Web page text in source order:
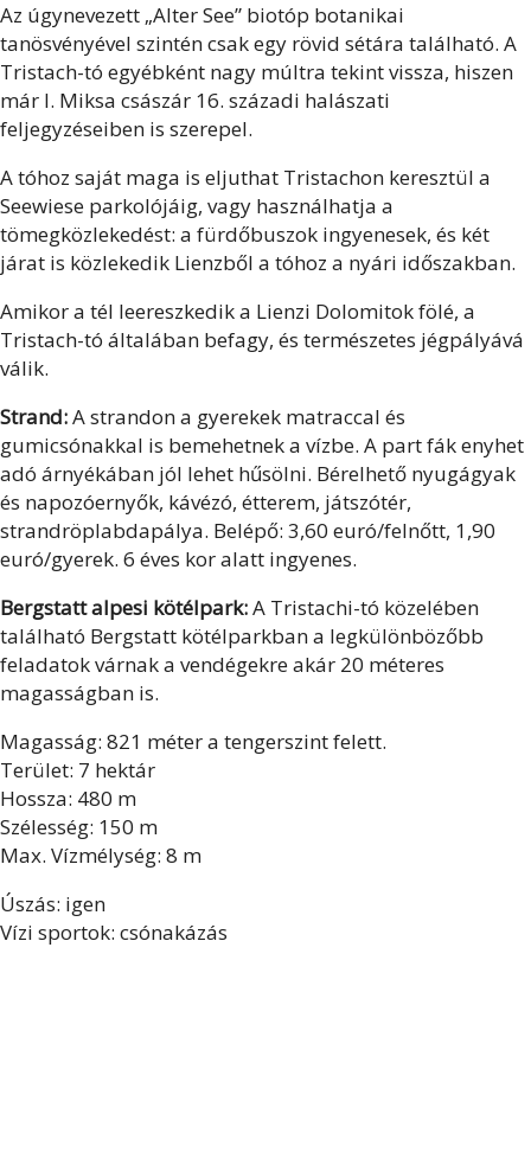
Az úgynevezett „Alter See” biotóp botanikai
tanösvényével szintén csak egy rövid sétára található. A
Tristach-tó egyébként nagy múltra tekint vissza, hiszen
már I. Miksa császár 16. századi halászati
feljegyzéseiben is szerepel.
A tóhoz saját maga is eljuthat Tristachon keresztül a
Seewiese parkolójáig, vagy használhatja a
tömegközlekedést: a fürdőbuszok ingyenesek, és két
járat is közlekedik Lienzből a tóhoz a nyári időszakban.
Amikor a tél leereszkedik a Lienzi Dolomitok fölé, a
Tristach-tó általában befagy, és természetes jégpályává
válik.
Strand:A strandon a gyerekek matraccal és
gumicsónakkal is bemehetnek a vízbe. A part fák enyhet
adó árnyékában jól lehet hűsölni. Bérelhető nyugágyak
és napozóernyők, kávézó, étterem, játszótér,
strandröplabdapálya. Belépő: 3,60 euró/felnőtt, 1,90
euró/gyerek. 6 éves kor alatt ingyenes.
Bergstatt alpesi kötélpark:A Tristachi-tó közelében
található Bergstatt kötélparkban a legkülönbözőbb
feladatok várnak a vendégekre akár 20 méteres
magasságban is.
Magasság: 821 méter a tengerszint felett.
Terület: 7 hektár
Hossza: 480 m
Szélesség: 150 m
Max. Vízmélység: 8 m
Úszás: igen
Vízi sportok: csónakázás